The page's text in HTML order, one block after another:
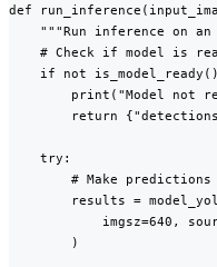
def
"""Run inference on
# Check if model is
if not
print("Model not
return
    try:
# Make predictions
results =
imgsz=640,
        )